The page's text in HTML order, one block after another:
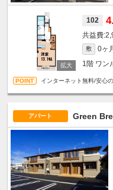
102
敷 0ヶ
1階 ワン
インターネット無料/安心
アパート Green